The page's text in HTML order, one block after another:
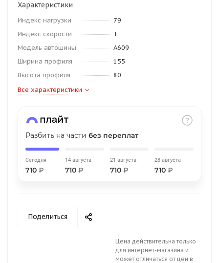
Характеристики
Индекс нагрузки
79
Индекс скорости
T
Модель автошины
A609
Ширина профиля
155
Высота профиля
80
Все характеристики
Разбить на части без переплат
Сегодня
710 ₽
14 августа
710 ₽
21 августа
710 ₽
28 августа
710₽
Поделиться
Цена действительна только
для интернет-магазина и
может отличаться от цен в
недели
plait.ru